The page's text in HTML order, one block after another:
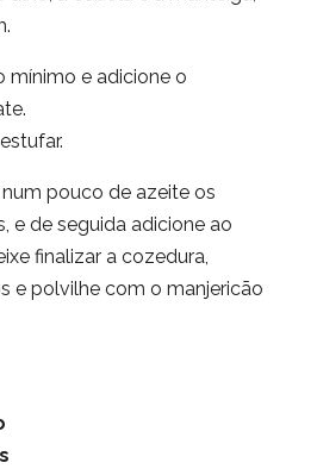
mínimo e adicione o
pouco de azeite os
e de seguida adicione ao
finalizar a cozedura,
e polvilhe com o manjericão